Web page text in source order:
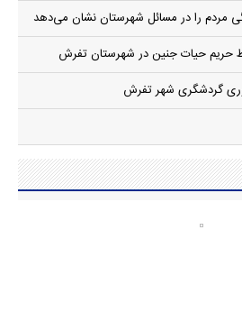
مردم را در مسائل شهرستان نشان می‌دهد
حریم حیات جنین در شهرستان تفرش
گردشگری شهر تفرش